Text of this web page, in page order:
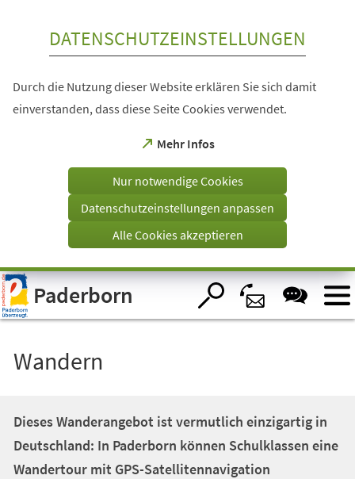
Visuelle
Assistenzsoftware
öffnen.
DATENSCHUTZEINSTELLUNGEN
Durch die Nutzung dieser Website erklären Sie sich damit
einverstanden, dass diese Seite Cookies verwendet.
Mehr Infos
(Öffnet
einem
Tab)
Nur notwendige Cookies
Datenschutzeinstellungen anpassen
Alle Cookies akzeptieren
Paderborn
Wandern
Dieses Wanderangebot ist vermutlich einzigartig in
Deutschland: In Paderborn können Schulklassen eine
Wandertour mit GPS-Satellitennavigation